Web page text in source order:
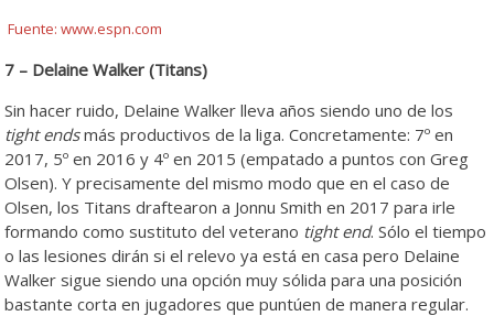
Fuente: www.espn.com
7 – Delaine Walker (Titans)
Sin hacer ruido, Delaine Walker lleva años siendo uno de los
tight endsmás productivos de la liga. Concretamente: 7º en
2017, 5º en 2016 y 4º en 2015 (empatado a puntos con Greg
Olsen). Y precisamente del mismo modo que en el caso de
Olsen, los Titans draftearon a Jonnu Smith en 2017 para irle
formando como sustituto del veterano tight end. Sólo el tiempo
o las lesiones dirán si el relevo ya está en casa pero Delaine
Walker sigue siendo una opción muy sólida para una posición
bastante corta en jugadores que puntúen de manera regular.